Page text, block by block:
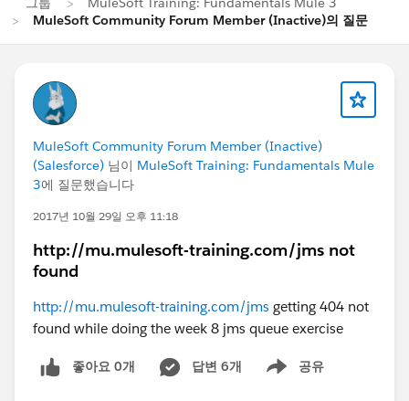
MuleSoft Community Forum Member (Inactive)의 질문
MuleSoft Community Forum Member (Inactive)
(Salesforce) 님이 MuleSoft Training: Fundamentals Mule
3에 질문했습니다
2017년 10월 29일 오후 11:18
http://mu.mulesoft-training.com/jms not
found
http://mu.mulesoft-training.com/jms getting 404 not
found while doing the week 8 jms queue exercise
좋아요 0개 답변 6개 공유
Show menu